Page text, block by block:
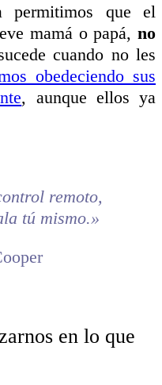
permitimos que el
mamá o papá, no
cuando no les
obedeciendo sus
, aunque ellos ya
remoto,
tú mismo.»
en lo que